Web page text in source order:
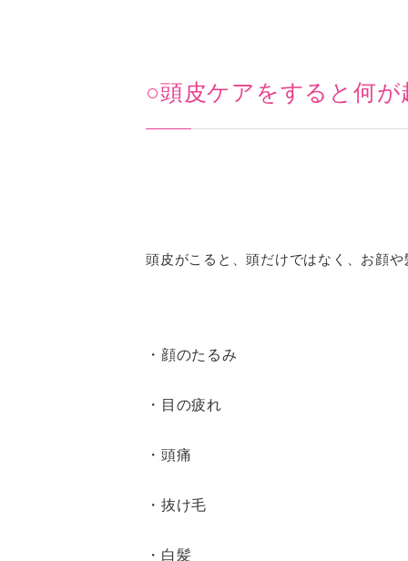
○頭皮ケアをすると何が
頭皮がこると、頭だけではなく、お顔や
・顔のたるみ
・目の疲れ
・頭痛
・抜け毛
・白髪